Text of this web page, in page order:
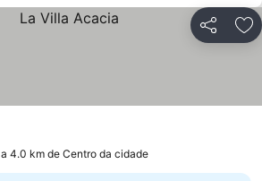
Partilhar
a 4.0 km de Centro da cidade